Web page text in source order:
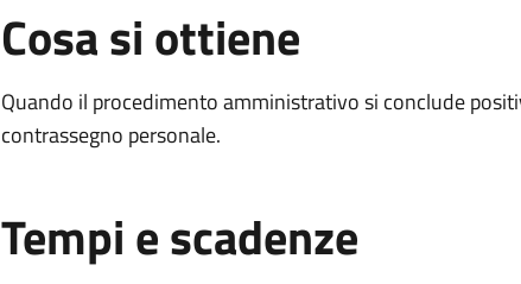
Cosa si ottiene
Quando il procedimento amministrativo si conclude
contrassegno personale.
Tempi e scadenze